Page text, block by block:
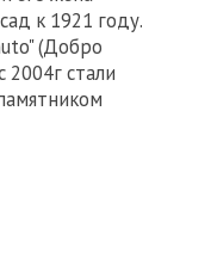
к 1921 году.
(Добро
стали